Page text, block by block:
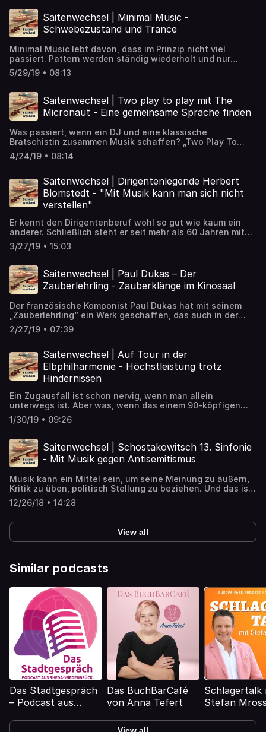
Nachlesen: https://detektor.fm/musik/saitenwechsel-
komponistinnenSaitenwechsel | Minimal Music -
Schwebezustand und Trance
Minimal Music lebt davon, dass im Prinzip nicht viel
passiert. Pattern werden ständig wiederholt und nur
schleichend verändert sich der Klang. Was in den 1960ern
mit Experimenten begann, fließt bis heute in Elektro- und
https://detektor.fm/musik/saitenwechsel-minimal-music
5/29/19 • 08:13
Saitenwechsel | Two play to play mit The
Micronaut - Eine gemeinsame Sprache finden
Was passiert, wenn ein DJ und eine klassische
Bratschistin zusammen Musik schaffen? „Two Play To
Play“ bringt The Micronaut und Tahlia Petrosian
zusammen, um musikalisch neue Wege zu gehen. ➡️
https://detektor.fm/musik/saitenwechsel-micronaut-
tahlia-petrosian
4/24/19 • 08:14
Saitenwechsel | Dirigentenlegende Herbert
Blomstedt - "Mit Musik kann man sich nicht
verstellen"
Er kennt den Dirigentenberuf wohl so gut wie kaum ein
anderer. Schließlich steht er seit mehr als 60 Jahren mit
den großen Orchestern der Welt auf der Bühne. Herbert
Blomstedt denkt mit 91 Jahren immer noch nichts ans
https://detektor.fm/musik/saitenwechsel-dirigent-
herbert-blomstedt
3/27/19 • 15:03
Saitenwechsel | Paul Dukas – Der
Zauberlehrling - Zauberklänge im Kinosaal
Der französische Komponist Paul Dukas hat mit seinem
„Zauberlehrling“ ein Werk geschaffen, das auch in der
Popkultur verarbeitet wurde. Nicht wenige verbinden
Dukas‘ Fagott-Melodie mit Mickey Mouse in Disneys
https://detektor.fm/musik/saitenwechsel-dukas-
zauberlehrling-fantasia
2/27/19 • 07:39
Saitenwechsel | Auf Tour in der
Elbphilharmonie - Höchstleistung trotz
Hindernissen
Ein Zugausfall ist schon nervig, wenn man allein
unterwegs ist. Aber was, wenn das einem 90-köpfigen
Orchester auf Konzertreise passiert? Der Saitenwechsel
geht mit dem Gewandhausorchester auf Tour – nach
https://detektor.fm/musik/saitenwechsel-auf-tour-in-der-
elbphilharmonie
1/30/19 • 09:26
Saitenwechsel | Schostakowitsch 13. Sinfonie
- Mit Musik gegen Antisemitismus
Musik kann ein Mittel sein, um seine Meinung zu äußern,
Kritik zu üben, politisch Stellung zu beziehen. Und das ist
auch in der Geschichte der klassischen Musik schon lange
so. Der russische Komponist Dmitri Schostakowitsch
Sowjetunion. ➡️ Artikel zum Nachlesen:
https://detektor.fm/musik/saitenwechsel-
schostakowitsch-13-sinfonie
12/26/18 • 14:28
View all
Similar podcasts
Das Stadtgespräch
– Podcast aus
Das BuchBarCafé
von Anna Tefert
Schlagertalk
Stefan